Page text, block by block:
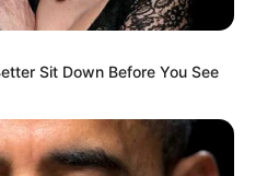
Sit Down Before You See